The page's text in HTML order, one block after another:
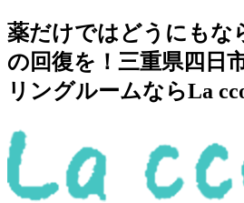
薬だけではどうにもな
の回復を！三重県四日
リングルームならLa